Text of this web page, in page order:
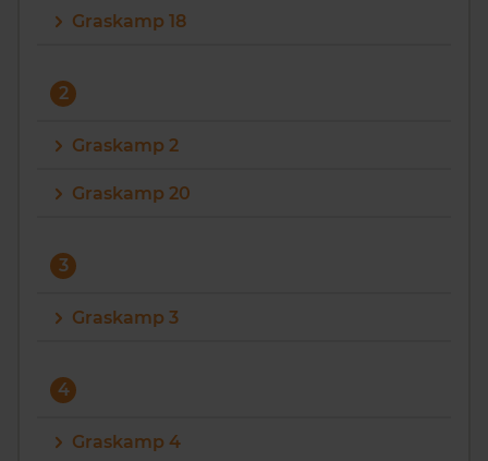
Graskamp 18
2
Graskamp 2
Graskamp 20
3
Graskamp 3
4
Graskamp 4